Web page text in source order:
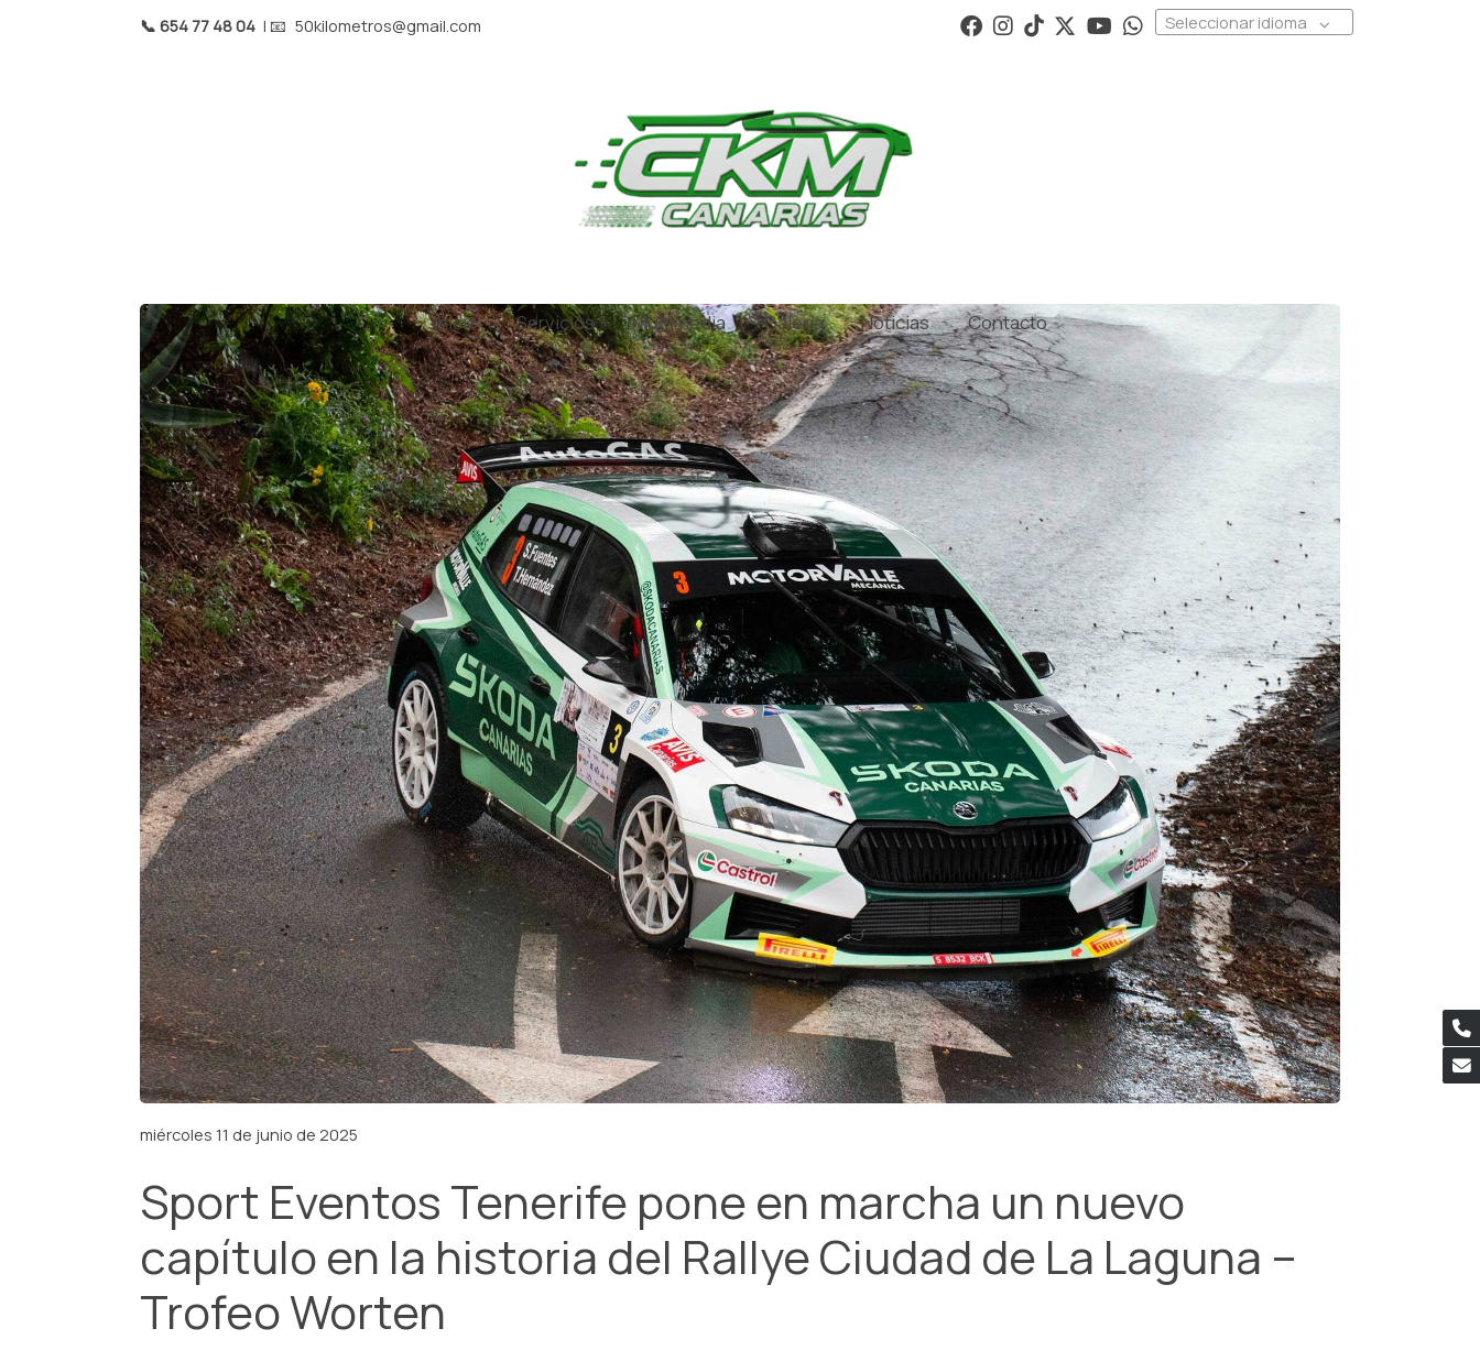
📞 654 77 48 04 | 📧 50kilometros@gmail.com Seleccionar idioma
Inicio Servicios Multimedia Galería Noticias Contacto
miércoles 11 de junio de 2025
Sport Eventos Tenerife pone en marcha un nuevo
capítulo en la historia del Rallye Ciudad de La Laguna –
Trofeo Worten